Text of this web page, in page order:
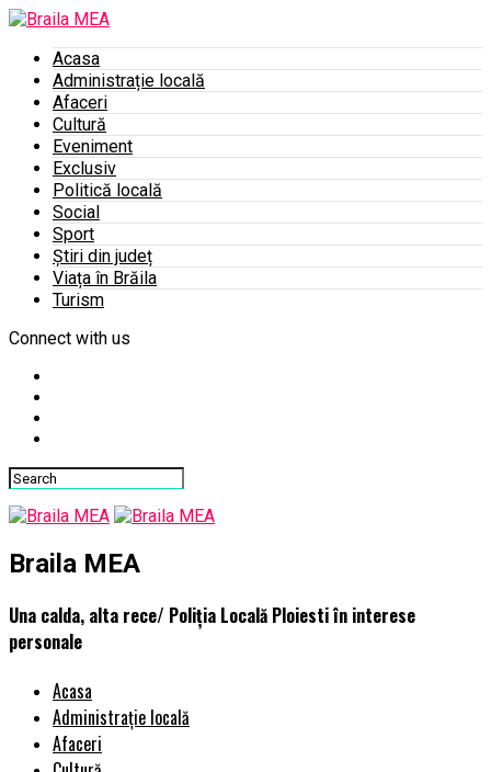
Acasa
Administrație locală
Afaceri
Cultură
Eveniment
Exclusiv
Politică locală
Social
Sport
Știri din județ
Viața în Brăila
Turism
Connect with us
Braila MEA
Una calda, alta rece/ Poliția Locală Ploiesti în interese
personale
Acasa
Administrație locală
Afaceri